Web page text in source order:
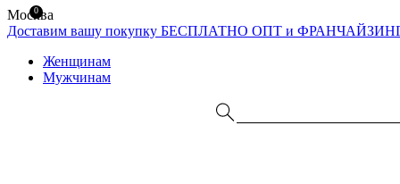
Москва
Доставим вашу покупку БЕСПЛАТНО ОПТ и
Женщинам
Мужчинам
0